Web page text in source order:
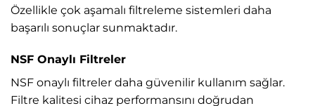
Özellikle çok aşamalı filtreleme sistemleri daha
başarılı sonuçlar sunmaktadır.
NSF Onaylı Filtreler
NSF onaylı filtreler daha güvenilir kullanım sağlar.
Filtre kalitesi cihaz performansını doğrudan